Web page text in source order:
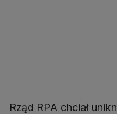
Rząd RPA chciał